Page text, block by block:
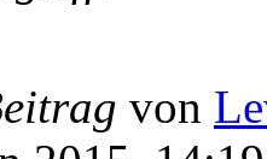
von